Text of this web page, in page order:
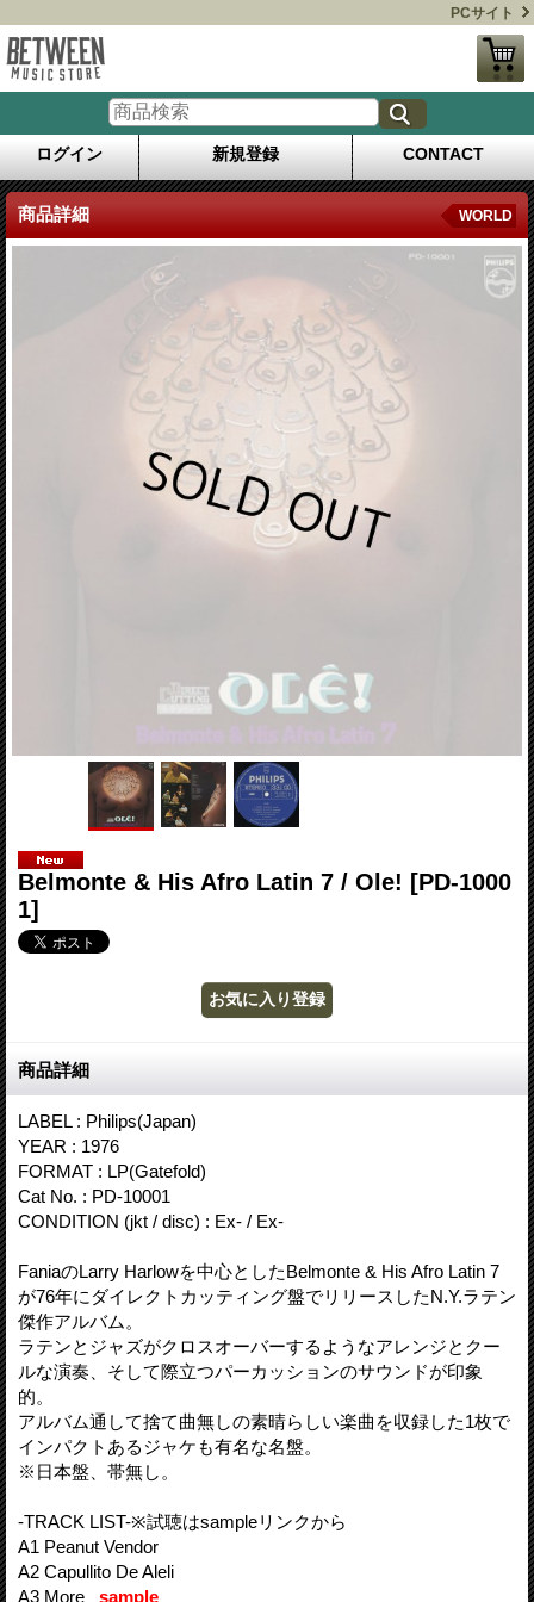
PCサイト
ログイン 新規登録 CONTACT
商品詳細 WORLD
Belmonte & His Afro Latin 7 / Ole! [PD-1000
1]
商品詳細
LABEL : Philips(Japan)
YEAR : 1976
FORMAT : LP(Gatefold)
Cat No. : PD-10001
CONDITION (jkt / disc) : Ex- / Ex-
FaniaのLarry Harlowを中心としたBelmonte & His Afro Latin 7
が76年にダイレクトカッティング盤でリリースしたN.Y.ラテン
傑作アルバム。
ラテンとジャズがクロスオーバーするようなアレンジとクー
ルな演奏、そして際立つパーカッションのサウンドが印象
的。
アルバム通して捨て曲無しの素晴らしい楽曲を収録した1枚で
インパクトあるジャケも有名な名盤。
※日本盤、帯無し。
-TRACK LIST-※試聴はsampleリンクから
A1 Peanut Vendor
A2 Capullito De Aleli
A3 More sample